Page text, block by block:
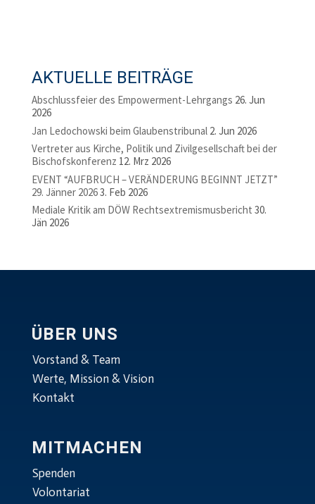
AKTUELLE BEITRÄGE
Abschlussfeier des Empowerment-Lehrgangs 26. Jun
2026
Jan Ledochowski beim Glaubenstribunal 2. Jun 2026
Vertreter aus Kirche, Politik und Zivilgesellschaft bei der
Bischofskonferenz 12. Mrz 2026
EVENT “AUFBRUCH – VERÄNDERUNG BEGINNT JETZT”
29. Jänner 20263. Feb 2026
Mediale Kritik am DÖW Rechtsextremismusbericht 30.
Jän 2026
ÜBER UNS
Vorstand & Team
Werte, Mission & Vision
Kontakt
MITMACHEN
Spenden
Volontariat